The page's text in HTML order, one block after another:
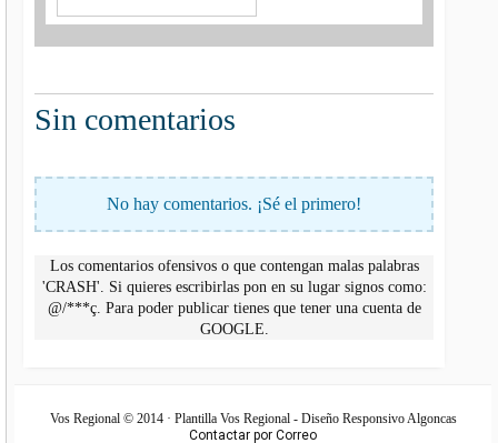
Sin comentarios
No hay comentarios. ¡Sé el primero!
Los comentarios ofensivos o que contengan malas palabras
'CRASH'. Si quieres escribirlas pon en su lugar signos como:
@/***ç. Para poder publicar tienes que tener una cuenta de
GOOGLE.
Vos Regional © 2014 · Plantilla Vos Regional - Diseño Responsivo Algoncas
Contactar por Correo